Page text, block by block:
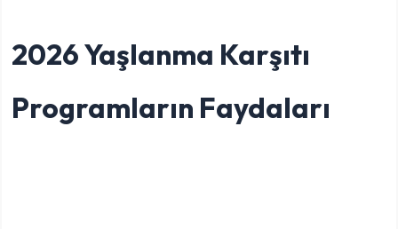
2026 Yaşlanma Karşıtı
Programların Faydaları